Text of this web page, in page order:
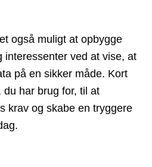
også muligt at opbygge
interessenter ved at vise, at
på en sikker måde. Kort
har brug for, til at
krav og skabe en tryggere